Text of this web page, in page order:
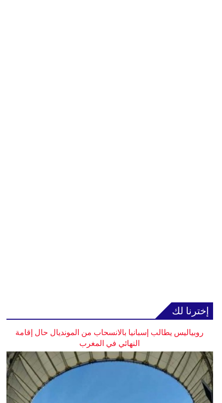
إخترنا لك
روبياليس يطالب إسبانيا بالانسحاب من المونديال حال إقامة
النهائي في المغرب